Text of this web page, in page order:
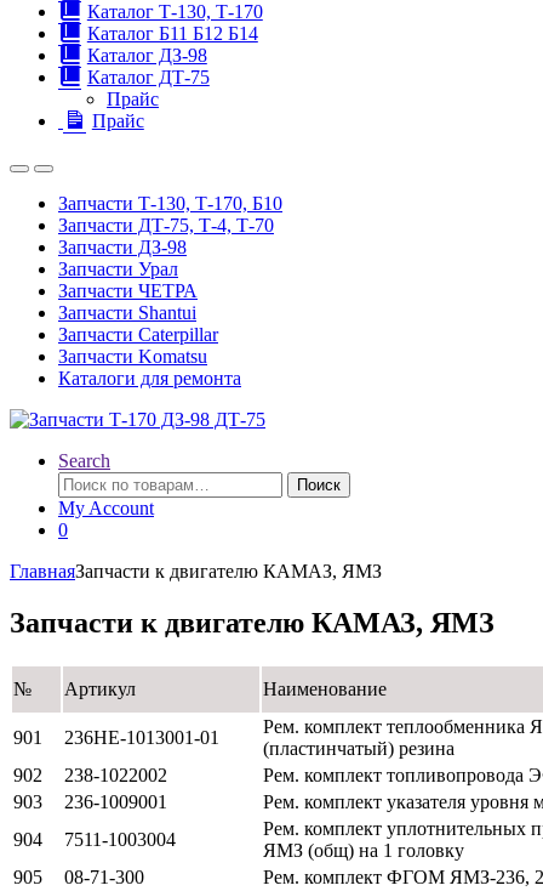
Каталог Т-130, Т-170
Каталог Б11 Б12 Б14
Каталог ДЗ-98
Каталог ДТ-75
Прайс
Прайс
Запчасти Т-130, Т-170, Б10
Запчасти ДТ-75, Т-4, Т-70
Запчасти ДЗ-98
Запчасти Урал
Запчасти ЧЕТРА
Запчасти Shantui
Запчасти Caterpillar
Запчасти Komatsu
Каталоги для ремонта
Search
Искать:
Поиск
My Account
0
ГлавнаяЗапчасти к двигателю КАМАЗ, ЯМЗ
Запчасти к двигателю КАМАЗ, ЯМЗ
№ Артикул Наименование
901 236НЕ-1013001-01
Рем. комплект теплообменника
(пластинчатый) резина
902
238-1022002
Рем. комплект топливопровода
903
236-1009001
Рем. комплект указателя уровня
904
7511-1003004
Рем. комплект уплотнительных
ЯМЗ (общ) на 1 головку
905
08-71-300
Рем. комплект ФГОМ ЯМЗ-236,